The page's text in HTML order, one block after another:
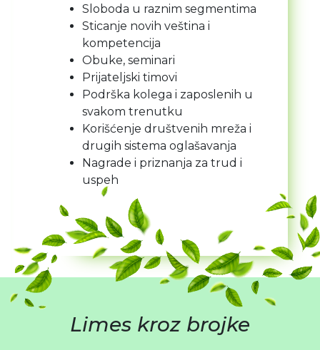
Sloboda u raznim segmentima
Sticanje novih veština i
kompetencija
Obuke, seminari
Prijateljski timovi
Podrška kolega i zaposlenih u
svakom trenutku
Korišćenje društvenih mreža i
drugih sistema oglašavanja
Nagrade i priznanja za trud i
uspeh
Limes kroz brojke